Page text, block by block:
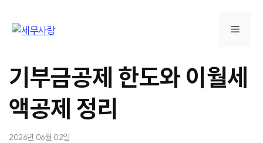
메
뉴
기부금공제 한도와 이월세
액공제 정리
2026년 06월 02일